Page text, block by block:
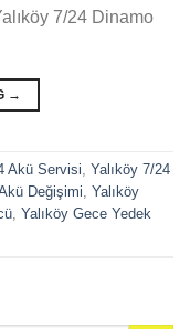
7/24 Dinamo
→
Akü Servisi Yalıköy 7/24
Değişimi Yalıköy
Yalıköy Gece Yedek